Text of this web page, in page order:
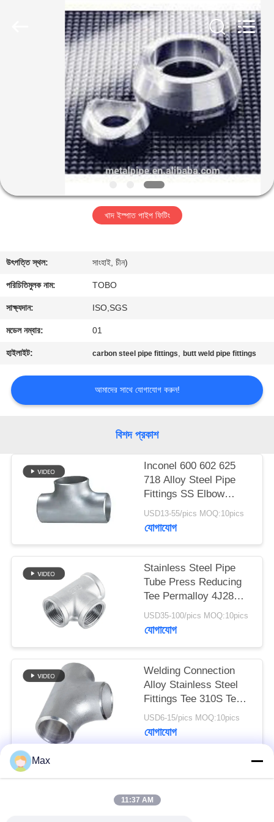
কারখানা
মান
নিয়ন্ত্রণ
যোগাযোগ
খবর
সাইট
ম্যাপ
PRIVACY
POLICY
খাদ ইস্পাত পাইপ ফিটিং
উৎপত্তি স্থল: সাংহাই, চীন)
পরিচিতিমুলক নাম: TOBO
সাক্ষ্যদান: ISO,SGS
মডেল নম্বার: 01
হাইলাইট: carbon steel pipe fittings,butt weld pipe fittings
আমাদের সাথে যোগাযোগ করুন!
বিশদ প্রকাশ
Inconel 600 602 625
718 Alloy Steel Pipe
Fittings SS Elbow
Reducer Tee Cap
USD13-55/pics MOQ:10pics
যোগাযোগ
Stainless Steel Pipe
Tube Press Reducing
Tee Permalloy 4J28
Tee SGS Certification
USD35-100/pics MOQ:10pics
যোগাযোগ
Welding Connection
Alloy Stainless Steel
Fittings Tee 310S Tee
Round Head Code
USD6-15/pics MOQ:10pics
যোগাযোগ
Max
11:37 AM